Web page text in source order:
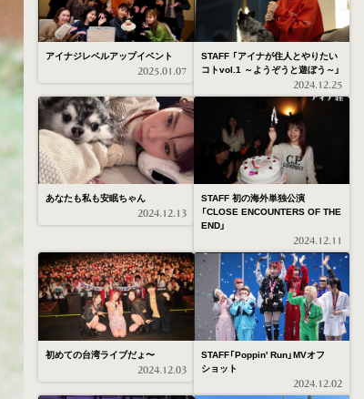
アイナジレベルアップイベント
2025.01.07
STAFF 「アイナが住人とやりたい
コトvol.1 ～ようぞうと遊ぼう～」
2024.12.25
あなたも私も安眠ちゃん
2024.12.13
STAFF 初の海外単独公演
「CLOSE ENCOUNTERS OF THE
END」
2024.12.11
初めての台湾ライブだょ〜
2024.12.03
STAFF「Poppin' Run」MVオフ
ショット
2024.12.02